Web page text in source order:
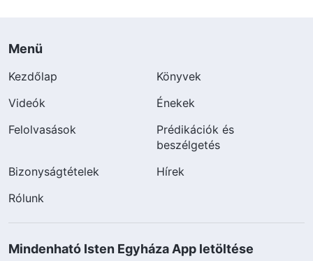
Menü
Kezdőlap
Könyvek
Videók
Énekek
Felolvasások
Prédikációk és
beszélgetés
Bizonyságtételek
Hírek
Rólunk
Mindenható Isten Egyháza App letöltése